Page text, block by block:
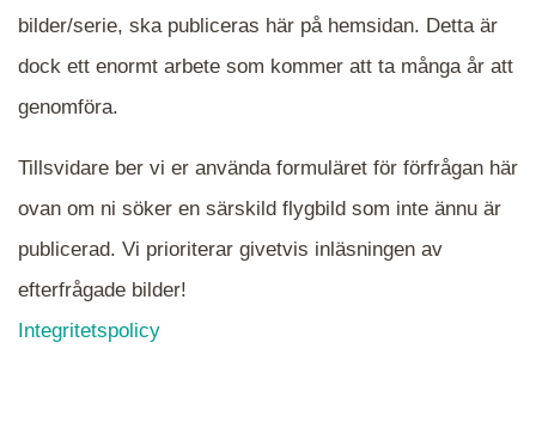
När du ser blåa, röda eller gröna mappar är det
närmare det område Du söker och klicka på
mappen.
bilder/serie, ska publiceras här på hemsidan. Detta är
dock ett enormt arbete som kommer att ta många år att
genomföra.
Tillsvidare ber vi er använda formuläret för förfrågan här
ovan om ni söker en särskild flygbild som inte ännu är
publicerad. Vi prioriterar givetvis inläsningen av
efterfrågade bilder!
Integritetspolicy